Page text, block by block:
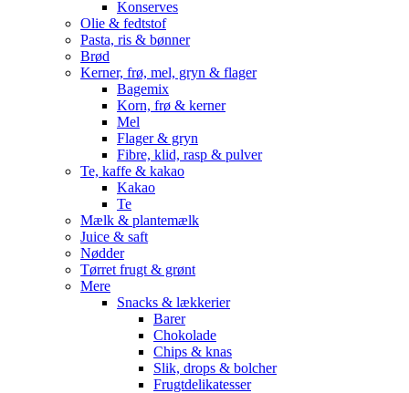
Konserves
Olie & fedtstof
Pasta, ris & bønner
Brød
Kerner, frø, mel, gryn & flager
Bagemix
Korn, frø & kerner
Mel
Flager & gryn
Fibre, klid, rasp & pulver
Te, kaffe & kakao
Kakao
Te
Mælk & plantemælk
Juice & saft
Nødder
Tørret frugt & grønt
Mere
Snacks & lækkerier
Barer
Chokolade
Chips & knas
Slik, drops & bolcher
Frugtdelikatesser